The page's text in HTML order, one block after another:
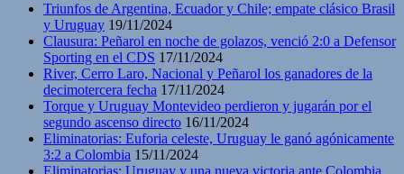
Triunfos de Argentina, Ecuador y Chile; empate clásico Brasil
y Uruguay 19/11/2024
Clausura: Peñarol en noche de golazos, venció 2:0 a Defensor
Sporting en el CDS 17/11/2024
River, Cerro Laro, Nacional y Peñarol los ganadores de la
decimotercera fecha 17/11/2024
Torque y Uruguay Montevideo perdieron y jugarán por el
segundo ascenso directo 16/11/2024
Eliminatorias: Euforia celeste, Uruguay le ganó agónicamente
3:2 a Colombia 15/11/2024